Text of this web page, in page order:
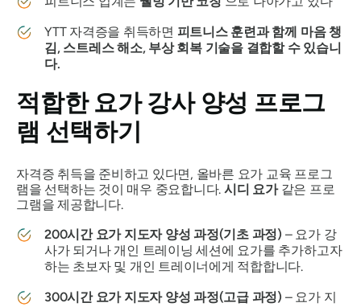
YTT 자격증을 취득하면 피트니스 훈련과 함께 마음 챙
김, 스트레스 해소, 부상 회복 기술을 결합할 수 있습니
다.
적합한 요가 강사 양성 프로그
램 선택하기
자격증 취득을 준비하고 있다면, 올바른 요가 교육 프로그
램을 선택하는 것이 매우 중요합니다. 시디 요가같은 프로
그램을 제공합니다.
200시간 요가 지도자 양성 과정(기초 과정) – 요가 강
사가 되거나 개인 트레이닝 세션에 요가를 추가하고자
하는 초보자 및 개인 트레이너에게 적합합니다.
300시간 요가 지도자 양성 과정(고급 과정) – 요가 지